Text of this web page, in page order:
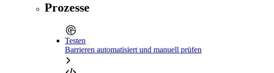
Prozesse
Testen
Barrieren automatisiert und manuell prüfen